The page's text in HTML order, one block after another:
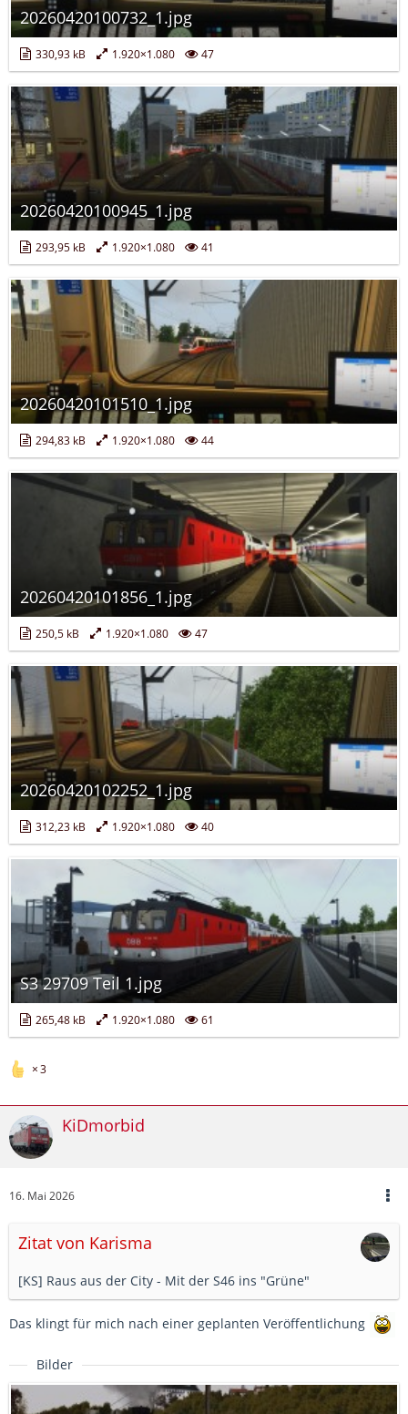
20260420100732_1.jpg
330,93 kB 1.920×1.080 47
20260420100945_1.jpg
293,95 kB 1.920×1.080 41
20260420101510_1.jpg
294,83 kB 1.920×1.080 44
20260420101856_1.jpg
250,5 kB 1.920×1.080 47
20260420102252_1.jpg
312,23 kB 1.920×1.080 40
S3 29709 Teil 1.jpg
265,48 kB 1.920×1.080 61
3
KiDmorbid
16. Mai 2026
Zitat von Karisma
[KS] Raus aus der City - Mit der S46 ins "Grüne"
Das klingt für mich nach einer geplanten Veröffentlichung
Bilder